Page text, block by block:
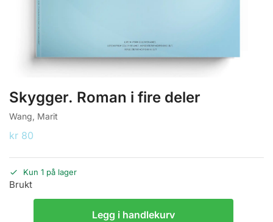
Skygger. Roman i fire deler
Wang, Marit
kr 80
Kun 1 på lager
Brukt
Legg i handlekurv